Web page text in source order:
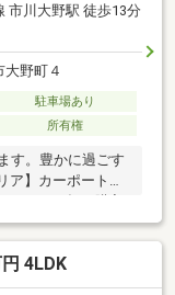
市川大野駅 徒歩13分
野町４
駐車場あり
所有権
す。豊かに過ごす
】カーポートや
可能なサービス、
おすすめポイント
に合わせた最適
は無料送迎承っ
4LDK